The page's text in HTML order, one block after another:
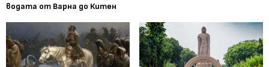
водата от Варна до Китен